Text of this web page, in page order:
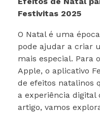
Festivitas 2025
O Natal é uma
pode ajudar a criar
mais especial. Para
Apple, o aplicativo
de efeitos natalinos
a experiência digital
artigo, vamos